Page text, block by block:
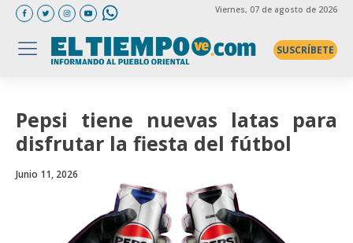
Viernes, 07 de agosto de 2026
SUSCRÍBETE
Pepsi tiene nuevas latas para
disfrutar la fiesta del fútbol
Junio 11, 2026